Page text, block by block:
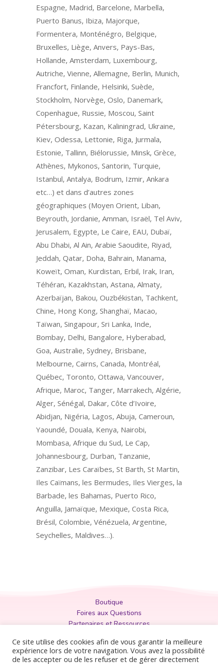
Espagne, Madrid, Barcelone, Marbella,
Puerto Banus, Ibiza, Majorque,
Formentera, Monténégro, Belgique,
Bruxelles, Liège, Anvers, Pays-Bas,
Hollande, Amsterdam, Luxembourg,
Autriche, Vienne, Allemagne, Berlin, Munich,
Francfort, Finlande, Helsinki, Suède,
Stockholm, Norvège, Oslo, Danemark,
Copenhague, Russie, Moscou, Saint
Pétersbourg, Kazan, Kaliningrad, Ukraine,
Kiev, Odessa, Lettonie, Riga, Jurmala,
Estonie, Tallinn, Biélorussie, Minsk, Grèce,
Athènes, Mykonos, Santorin, Turquie,
Istanbul, Antalya, Bodrum, Izmir, Ankara
etc…) et dans d’autres zones
géographiques (Moyen Orient, Liban,
Beyrouth, Jordanie, Amman, Israël, Tel Aviv,
Jerusalem, Egypte, Le Caire, EAU, Dubaï,
Abu Dhabi, Al Ain, Arabie Saoudite, Riyad,
Jeddah, Qatar, Doha, Bahrain, Manama,
Koweït, Oman, Kurdistan, Erbil, Irak, Iran,
Téhéran, Kazakhstan, Astana, Almaty,
Azerbaïjan, Bakou, Ouzbékistan, Tachkent,
Chine, Hong Kong, Shanghaï, Macao,
Taïwan, Singapour, Sri Lanka, Inde,
Bombay, Delhi, Bangalore, Hyberabad,
Goa, Australie, Sydney, Brisbane,
Melbourne, Cairns, Canada, Montréal,
Québec, Toronto, Ottawa, Vancouver,
Afrique, Maroc, Tanger, Marrakech, Algérie,
Alger, Sénégal, Dakar, Côte d’Ivoire,
Abidjan, Nigéria, Lagos, Abuja, Cameroun,
Yaoundé, Douala, Kenya, Nairobi,
Mombasa, Afrique du Sud, Le Cap,
Johannesbourg, Durban, Tanzanie,
Zanzibar, Les Caraïbes, St Barth, St Martin,
Iles Caïmans, les Bermudes, Iles Vierges, la
Barbade, les Bahamas, Puerto Rico,
Anguilla, Jamaïque, Mexique, Costa Rica,
Brésil, Colombie, Vénézuela, Argentine,
Seychelles, Maldives…).
Boutique
Foires aux Questions
Partenaires et Ressources
Politique de Confidentialité
Mentions Légales
Conditions Générales
Ce site utilise des cookies afin de vous garantir la meilleure
expérience lors de votre navigation. Vous avez la possibilité
de les accepter ou de les refuser et de gérer directement